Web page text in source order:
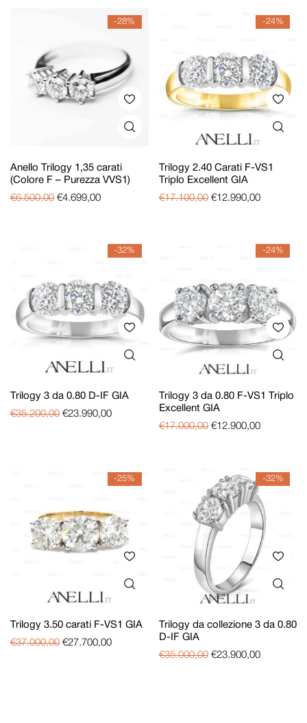
-28%
Anello Trilogy 1,35 carati
(Colore F – Purezza VVS1)
€6.500,00 €4.699,00
-24%
Trilogy 2.40 Carati F-VS1
Triplo Excellent GIA
€17.100,00 €12.990,00
-32%
Trilogy 3 da 0.80 D-IF GIA
€35.200,00 €23.990,00
-24%
Trilogy 3 da 0.80 F-VS1 Triplo
Excellent GIA
€17.000,00 €12.900,00
-25%
Trilogy 3.50 carati F-VS1 GIA
€37.000,00 €27.700,00
-32%
Trilogy da collezione 3 da 0.80
D-IF GIA
€35.000,00 €23.900,00